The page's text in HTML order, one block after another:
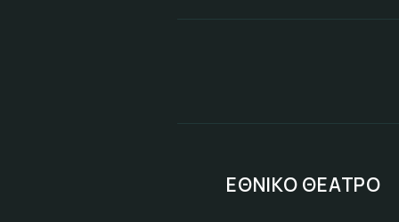
ΕΘΝΙΚΟ ΘΕΑΤΡΟ